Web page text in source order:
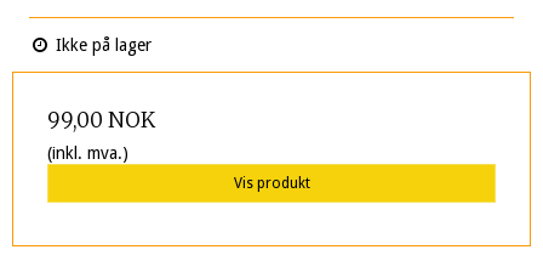
Ikke på lager
99,00 NOK
(inkl. mva.)
Vis produkt